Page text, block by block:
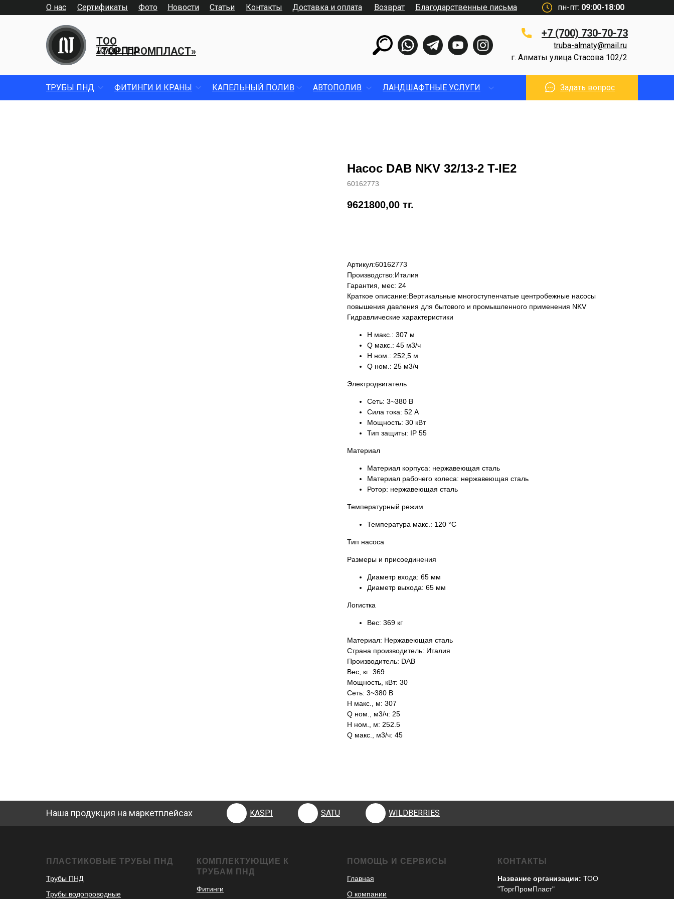
О нас Доставка и оплата
Контакты
Фото
Сертификаты Новости Статьи пн-пт: 09:00-18:00
ТОО
«ТОРГПРОМПЛАСТ»
Трубы ПНД
+7 (700) 730-70-73
г. Алматы улица Стасова 102/2
truba-almaty@mail.ru
Возврат Благодарственные письма
ТРУБЫ ПНД ФИТИНГИ И КРАНЫ КАПЕЛЬНЫЙ ПОЛИВ АВТОПОЛИВ ЛАНДШАФТНЫЕ УСЛУГИ Задать вопрос
Насос DAB NKV 32/13-2 T-IE2
60162773
9621800,00 тг.
Артикул:60162773
Производство:Италия
Гарантия, мес: 24
Краткое описание:Вертикальные многоступенчатые центробежные насосы
повышения давления для бытового и промышленного применения NKV
Гидравлические характеристики
H макс.: 307 м
Q макс.: 45 м3/ч
H ном.: 252,5 м
Q ном.: 25 м3/ч
Электродвигатель
Сеть: 3~380 В
Сила тока: 52 А
Мощность: 30 кВт
Тип защиты: IP 55
Материал
Материал корпуса: нержавеющая сталь
Материал рабочего колеса: нержавеющая сталь
Ротор: нержавеющая сталь
Температурный режим
Температура макс.: 120 °С
Тип насоса
Размеры и присоединения
Диаметр входа: 65 мм
Диаметр выхода: 65 мм
Логистка
Вес: 369 кг
Материал: Нержавеющая сталь
Страна производитель: Италия
Производитель: DAB
Вес, кг: 369
Мощность, кВт: 30
Сеть: 3~380 В
H макс., м: 307
Q ном., м3/ч: 25
H ном., м: 252.5
Q макс., м3/ч: 45
Наша продукция на маркетплейсах KASPI SATU WILDBERRIES
ПЛАСТИКОВЫЕ ТРУБЫ ПНД
Трубы ПНД
Трубы водопроводные
КОМПЛЕКТУЮЩИЕ К
ТРУБАМ ПНД
Фитинги
ПОМОЩЬ И СЕРВИСЫ
Главная
О компании
КОНТАКТЫ
Название организации: ТОО
"ТоргПромПласт"